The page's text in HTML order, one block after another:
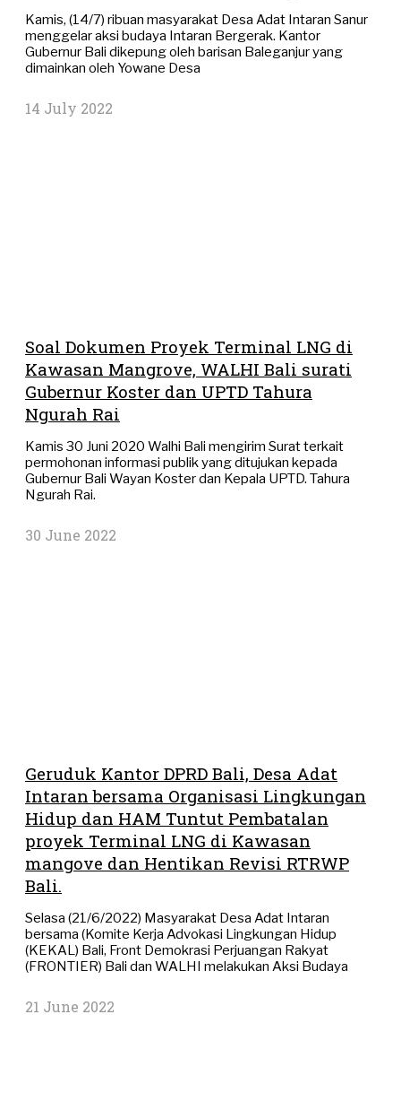
Kamis, (14/7) ribuan masyarakat Desa Adat Intaran Sanur
menggelar aksi budaya Intaran Bergerak. Kantor
Gubernur Bali dikepung oleh barisan Baleganjur yang
dimainkan oleh Yowane Desa
14 July 2022
Soal Dokumen Proyek Terminal LNG di
Kawasan Mangrove, WALHI Bali surati
Gubernur Koster dan UPTD Tahura
Ngurah Rai
Kamis 30 Juni 2020 Walhi Bali mengirim Surat terkait
permohonan informasi publik yang ditujukan kepada
Gubernur Bali Wayan Koster dan Kepala UPTD. Tahura
Ngurah Rai.
30 June 2022
Geruduk Kantor DPRD Bali, Desa Adat
Intaran bersama Organisasi Lingkungan
Hidup dan HAM Tuntut Pembatalan
proyek Terminal LNG di Kawasan
mangove dan Hentikan Revisi RTRWP
Bali.
Selasa (21/6/2022) Masyarakat Desa Adat Intaran
bersama (Komite Kerja Advokasi Lingkungan Hidup
(KEKAL) Bali, Front Demokrasi Perjuangan Rakyat
(FRONTIER) Bali dan WALHI melakukan Aksi Budaya
21 June 2022